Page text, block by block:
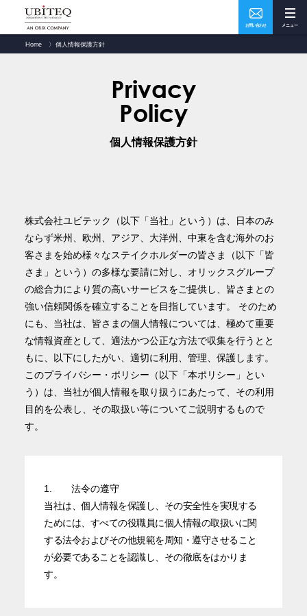
お問い合わせ メニュー
Who What
ソリューション・実績
Where
Home トップページ
Services サービス
働く人の安全をサポート 安全運転 支援サービス
Solution
ソリューション・
技術・製品
Company
What's New 新着情報
Investor
Relations
IR情報
Home 〉 個人情報保護方針
Privacy
Policy
個人情報保護方針
株式会社ユビテック（以下「当社」という）は、日本のみ
ならず米州、欧州、アジア、大洋州、中東を含む海外のお
客さまを始め様々なステイクホルダーの皆さま（以下「皆
さま」という）の多様な要請に対し、オリックスグループ
の総合力により質の高いサービスをご提供し、皆さまとの
強い信頼関係を確立することを目指しています。 そのため
にも、当社は、皆さまの個人情報については、極めて重要
な情報資産として、適法かつ公正な方法で収集を行うとと
もに、以下にしたがい、適切に利用、管理、保護します。
このプライバシー・ポリシー（以下「本ポリシー」とい
う）は、当社が個人情報を取り扱うにあたって、その利用
目的を公表し、その取扱い等についてご説明するもので
す。
1.
法令の遵守
当社は、個人情報を保護し、その安全性を実現する
ためには、すべての役職員に個人情報の取扱いに関
する法令およびその他規範を周知・遵守させること
が必要であることを認識し、その徹底をはかりま
す。